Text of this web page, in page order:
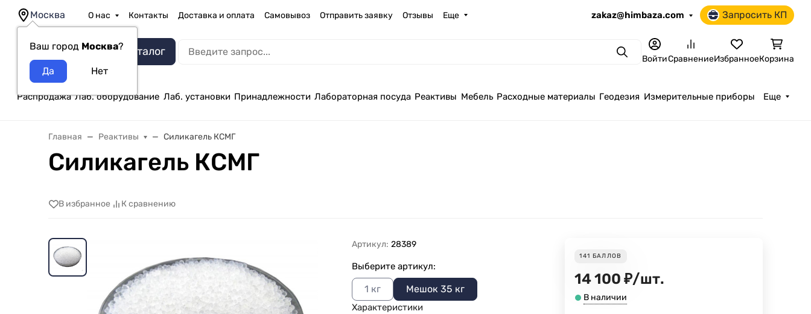
Москва
Ваш город Москва?
О нас Контакты Доставка и оплата Самовывоз Отправить заявку Отзывы Еще zakaz@himbaza.com Запросить КП
Каталог ПоискВойтиСравнениеИзбранноеКорзина
Распродажа Лаб. оборудование Лаб. установки Принадлежности Лабораторная посуда Реактивы Мебель Расходные материалы Геодезия Измерительные приборы Еще
Главная Реактивы Силикагель КСМГ
Силикагель КСМГ
В избранное К сравнению
Артикул: 28389
Выберите артикул:
1 кг Мешок 35 кг
Характеристики
141 БАЛЛОВ
14 100 ₽/шт.
В наличии